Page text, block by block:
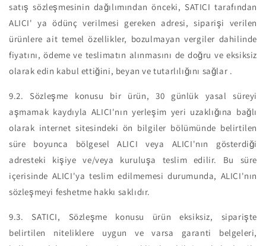
satış sözleşmesinin dağılımından önceki, SATICI tarafından
ALICI' ya ödünç verilmesi gereken adresi, siparişi verilen
ürünlere ait temel özellikler, bozulmayan vergiler dahilinde
fiyatını, ödeme ve teslimatın alınmasını de doğru ve eksiksiz
olarak edin kabul ettiğini, beyan ve tutarlılığını sağlar .
9.2. Sözleşme konusu bir ürün, 30 günlük yasal süreyi
aşmamak kaydıyla ALICI'nın yerleşim yeri uzaklığına bağlı
olarak internet sitesindeki ön bilgiler bölümünde belirtilen
süre boyunca bölgesel ALICI veya ALICI'nın gösterdiği
adresteki kişiye ve/veya kuruluşa teslim edilir. Bu süre
içerisinde ALICI'ya teslim edilmemesi durumunda, ALICI'nın
sözleşmeyi feshetme hakkı saklıdır.
9.3. SATICI, Sözleşme konusu ürün eksiksiz, siparişte
belirtilen niteliklere uygun ve varsa garanti belgeleri,